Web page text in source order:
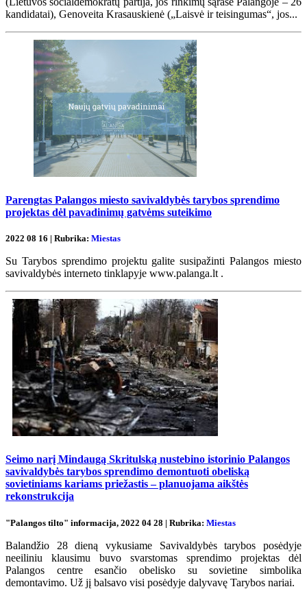
kandidatai), Genoveita Krasauskienė („Laisvė ir teisingumas“, jos...
Parengtas Palangos miesto savivaldybės tarybos sprendimo
projektas dėl pavadinimų gatvėms suteikimo
2022 08 16 | Rubrika: Miestas
Su Tarybos sprendimo projektu galite susipažinti Palangos miesto
savivaldybės interneto tinklapyje www.palanga.lt .
Seimo narį Mindaugą Skritulską nustebino istorinio Palangos
savivaldybės tarybos sprendimo demontuoti obeliską
sovietiniams kariams priežastis – planuojama aikštės
rekonstrukcija
"Palangos tilto" informacija, 2022 04 28 | Rubrika: Miestas
Balandžio 28 dieną vykusiame Savivaldybės tarybos posėdyje
neeiliniu klausimu buvo svarstomas sprendimo projektas dėl
Palangos centre esančio obelisko su sovietine simbolika
demontavimo. Už jį balsavo visi posėdyje dalyvavę Tarybos nariai.